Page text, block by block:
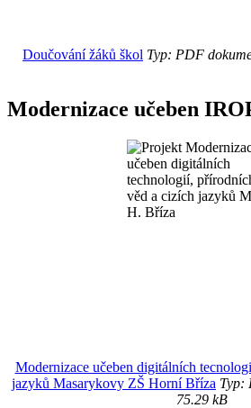
Doučování žáků škol Typ: PDF
Modernizace učeben
Modernizace učeben digitálních
jazyků Masarykovy ZŠ Horní Bříza Typ:
75.29 kB